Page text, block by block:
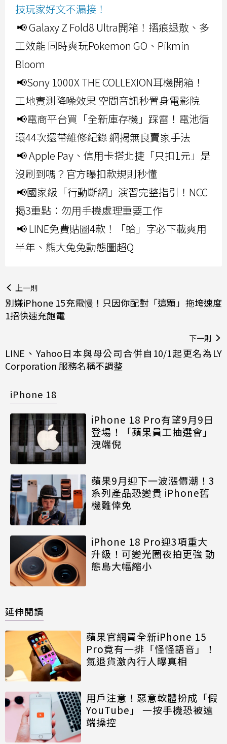
技玩家好文不漏接！
📢 Galaxy Z Fold8 Ultra開箱！摺痕退散、多
工效能 同時爽玩Pokemon GO、Pikmin
Bloom
📢Sony 1000X THE COLLEXION耳機開箱！
工地實測降噪效果 空間音訊秒置身電影院
📢電商平台買「全新庫存機」踩雷！電池循
環44次還帶維修紀錄 網揭無良賣家手法
📢 Apple Pay、信用卡搭北捷「只扣1元」是
沒刷到嗎？官方曝扣款規則秒懂
📢國家級「行動斷網」演習完整指引！NCC
揭3重點：勿用手機處理重要工作
📢 LINE免費貼圖4款！「蛤」字必下載爽用
半年、熊大兔兔動態圖超Q
上一則
別嫌iPhone 15充電慢！只因你配對「這顆」拖垮速度
1招快速充飽電
下一則
LINE、Yahoo日本與母公司合併自10/1起更名為LY
Corporation 服務名稱不調整
iPhone 18
iPhone 18 Pro有望9月9日
登場！「蘋果員工抽選會」
洩端倪
蘋果9月迎下一波漲價潮！3
系列產品恐變貴 iPhone舊
機難倖免
iPhone 18 Pro迎3項重大
升級！可變光圈夜拍更強 動
態島大幅縮小
延伸閱讀
蘋果官網買全新iPhone 15
Pro竟有一排「怪怪語音」！
氣退貨激內行人曝真相
用戶注意！惡意軟體扮成「假
YouTube」 一按手機恐被遠
端操控